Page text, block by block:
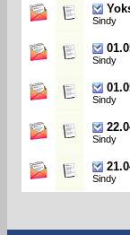
Sindy
Sindy
Sindy
Sindy
Sindy